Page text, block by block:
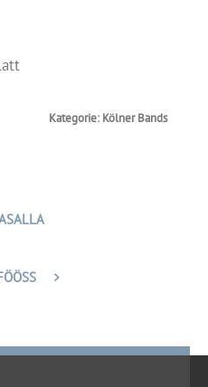
Kategorie: Kölner Bands